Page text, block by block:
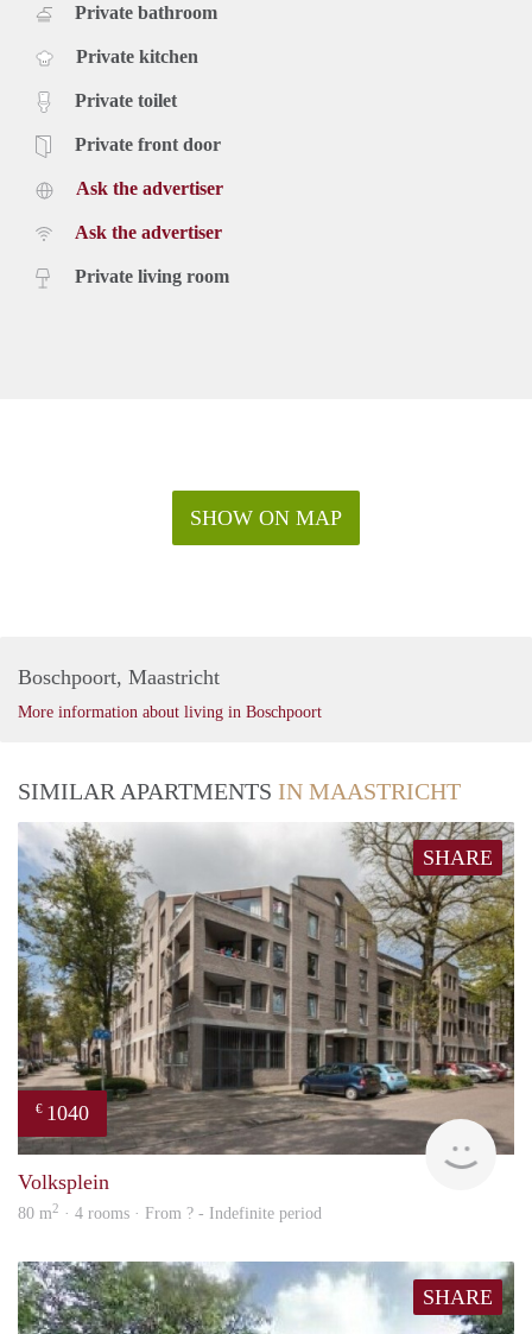
Private bathroom
Private kitchen
Private toilet
Private front door
Ask the advertiser
Ask the advertiser
Private living room
SHOW ON MAP
Boschpoort, Maastricht
More information about living in Boschpoort
SIMILAR APARTMENTS IN MAASTRICHT
SHARE
€ 1040
Volksplein
80 m2 · 4 rooms · From ? - Indefinite period
SHARE